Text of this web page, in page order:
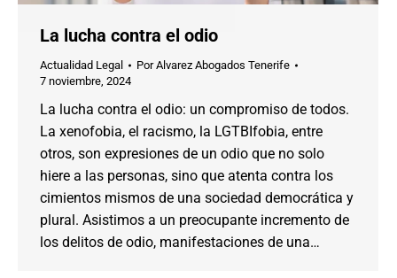
La lucha contra el odio
Actualidad Legal PorAlvarez Abogados Tenerife
7 noviembre, 2024
La lucha contra el odio: un compromiso de todos.
La xenofobia, el racismo, la LGTBIfobia, entre
otros, son expresiones de un odio que no solo
hiere a las personas, sino que atenta contra los
cimientos mismos de una sociedad democrática y
plural. Asistimos a un preocupante incremento de
los delitos de odio, manifestaciones de una…